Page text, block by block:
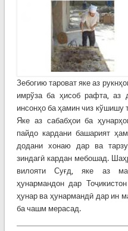
Зебогию тароват яке аз
имрўза ба ҳисоб рафта, аз
инсонҳо ба ҳамин чиз кўшишу
Яке аз сабабҳои ба
пайдо кардани башарият
додани хонаю дар ва
зиндагӣ кардан мебошад.
вилояти Суғд, яке аз
ҳунармандон дар
ҳунар ва ҳунармандӣ дар ин
ба чашм мерасад.